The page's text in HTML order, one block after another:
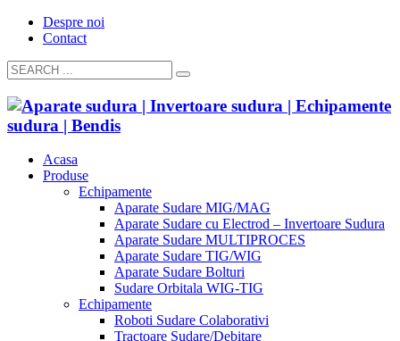
Despre noi
Contact
Acasa
Produse
Echipamente
Aparate Sudare MIG/MAG
Aparate Sudare cu Electrod – Invertoare Sudura
Aparate Sudare MULTIPROCES
Aparate Sudare TIG/WIG
Aparate Sudare Bolturi
Sudare Orbitala WIG-TIG
Echipamente
Roboti Sudare Colaborativi
Tractoare Sudare/Debitare